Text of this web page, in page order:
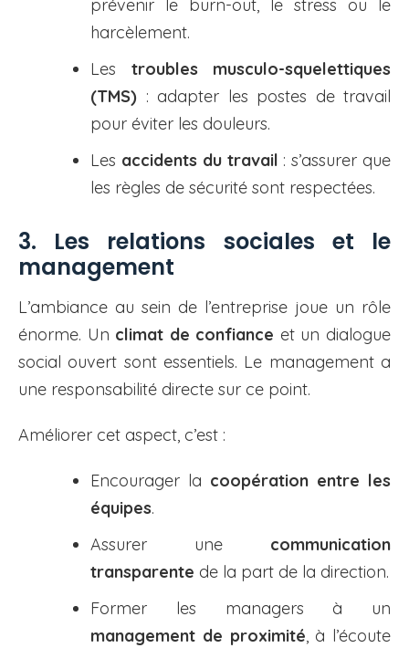
prévenir le burn-out, le stress ou le
harcèlement.
Les troubles musculo-squelettiques
(TMS) : adapter les postes de travail
pour éviter les douleurs.
Les accidents du travail : s’assurer que
les règles de sécurité sont respectées.
3. Les relations sociales et le
management
L’ambiance au sein de l’entreprise joue un rôle
énorme. Un climat de confiance et un dialogue
social ouvert sont essentiels. Le management a
une responsabilité directe sur ce point.
Améliorer cet aspect, c’est :
Encourager la coopération entre les
équipes.
Assurer une communication
transparente de la part de la direction.
Former les managers à un
management de proximité, à l’écoute